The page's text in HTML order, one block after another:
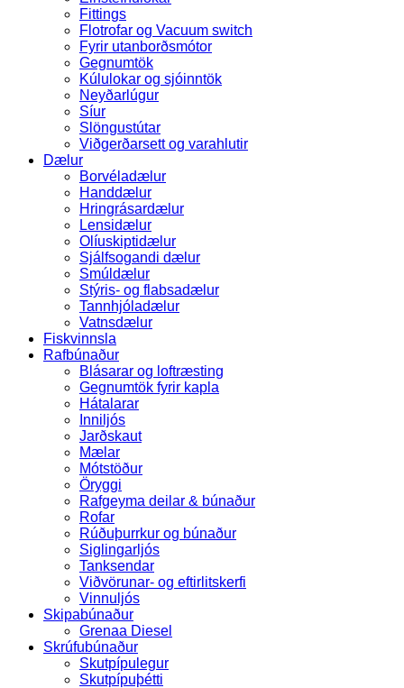
Fittings
Flotrofar og Vacuum switch
Fyrir utanborðsmótor
Gegnumtök
Kúlulokar og sjóinntök
Neyðarlúgur
Síur
Slöngustútar
Viðgerðarsett og varahlutir
Dælur
Borvéladælur
Handdælur
Hringrásardælur
Lensidælur
Olíuskiptidælur
Sjálfsogandi dælur
Smúldælur
Stýris- og flabsadælur
Tannhjóladælur
Vatnsdælur
Fiskvinnsla
Rafbúnaður
Blásarar og loftræsting
Gegnumtök fyrir kapla
Hátalarar
Inniljós
Jarðskaut
Mælar
Mótstöður
Öryggi
Rafgeyma deilar & búnaður
Rofar
Rúðuþurrkur og búnaður
Siglingarljós
Tanksendar
Viðvörunar- og eftirlitskerfi
Vinnuljós
Skipabúnaður
Grenaa Diesel
Skrúfubúnaður
Skutpípulegur
Skutpípuþétti